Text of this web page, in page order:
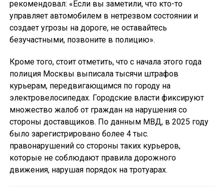
рекомендовал: «Если вы заметили, что кто-то
управляет автомобилем в нетрезвом состоянии и
создает угрозы на дороге, не оставайтесь
безучастными, позвоните в полицию».
Кроме того, стоит отметить, что с начала этого года
полиция Москвы выписала тысячи штрафов
курьерам, передвигающимся по городу на
электровелосипедах. Городские власти фиксируют
множество жалоб от граждан на нарушения со
стороны доставщиков. По данным МВД, в 2025 году
было зарегистрировано более 4 тыс.
правонарушений со стороны таких курьеров,
которые не соблюдают правила дорожного
движения, нарушая порядок на тротуарах.